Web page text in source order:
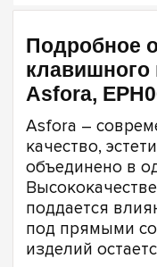
Подробное
клавишного
Asfora,
Asfora –
качество,
объединено в
поддается
под прямыми
изделий